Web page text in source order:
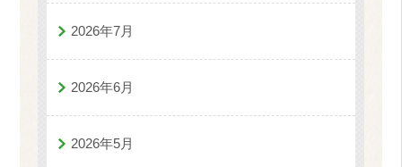
2026年7月
2026年6月
2026年5月